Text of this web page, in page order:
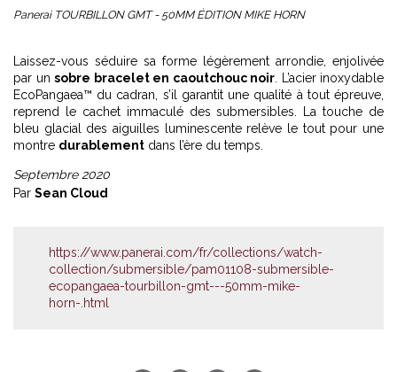
Panerai TOURBILLON GMT - 50MM ÉDITION MIKE HORN
Laissez-vous séduire sa forme légèrement arrondie, enjolivée
par un sobre bracelet en caoutchouc noir . L’acier inoxydable
EcoPangaea™ du cadran, s’il garantit une qualité à tout épreuve,
reprend le cachet immaculé des submersibles. La touche de
bleu glacial des aiguilles luminescente relève le tout pour une
montre durablement dans l’ère du temps.
Septembre 2020
Par Sean Cloud
https://www.panerai.com/fr/collections/watch-
collection/submersible/pam01108-submersible-
ecopangaea-tourbillon-gmt---50mm-mike-
horn-.html